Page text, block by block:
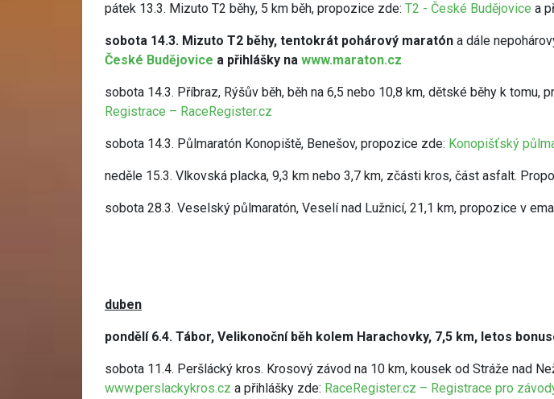
pátek 13.3. Mizuto T2 běhy, 5 km běh, propozice zde: T2 - České Budějovice a
sobota 14.3. Mizuto T2 běhy, tentokrát pohárový maratón a dále
České Budějovice a přihlášky na www.maraton.cz
sobota 14.3. Příbraz, Rýšův běh, běh na 6,5 nebo 10,8 km, dětské běhy k tomu,
Registrace – RaceRegister.cz
sobota 14.3. Půlmaratón Konopiště, Benešov, propozice zde: Konopišťský
neděle 15.3. Vlkovská placka, 9,3 km nebo 3,7 km, zčásti kros, část asfalt.
sobota 28.3. Veselský půlmaratón, Veselí nad Lužnicí, 21,1 km, propozice v
duben
pondělí 6.4. Tábor, Velikonoční běh kolem Harachovky, 7,5 km, letos
sobota 11.4. Peršlácký kros. Krosový závod na 10 km, kousek od Stráže nad
www.perslackykros.cz a přihlášky zde: RaceRegister.cz – Registrace pro